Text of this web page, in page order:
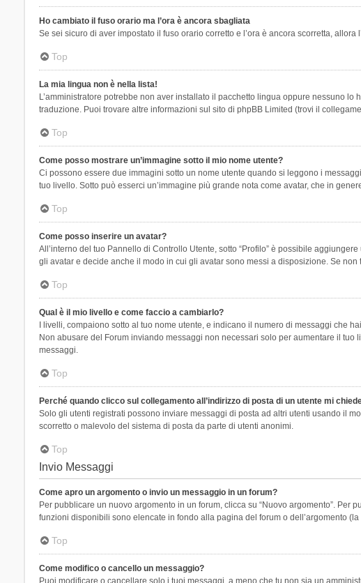
Ho cambiato il fuso orario ma l’ora è ancora sbagliata
Se sei sicuro di aver impostato il fuso orario corretto e l’ora è ancora scorretta,
Top
La mia lingua non è nella lista!
L’amministratore potrebbe non aver installato il pacchetto lingua oppure nessuno
traduzione. Puoi trovare altre informazioni sul sito di phpBB Limited (trovi il
Top
Come posso mostrare un’immagine sotto il mio nome utente?
Ci possono essere due immagini sotto un nome utente quando si leggono i
tuo livello. Sotto può esserci un’immagine più grande nota come avatar, che in
Top
Come posso inserire un avatar?
All’interno del tuo Pannello di Controllo Utente, sotto “Profilo” è possibile
gli avatar e decide anche il modo in cui gli avatar sono messi a disposizione. Se
Top
Qual è il mio livello e come faccio a cambiarlo?
I livelli, compaiono sotto al tuo nome utente, e indicano il numero di messaggi che
Non abusare del Forum inviando messaggi non necessari solo per aumentare il
messaggi.
Top
Perché quando clicco sul collegamento all’indirizzo di posta di un utente mi
Solo gli utenti registrati possono inviare messaggi di posta ad altri utenti usando il
scorretto o malevolo del sistema di posta da parte di utenti anonimi.
Top
Invio Messaggi
Come apro un argomento o invio un messaggio in un forum?
Per pubblicare un nuovo argomento in un forum, clicca su “Nuovo argomento”.
funzioni disponibili sono elencate in fondo alla pagina del forum o dell’argomento (la
Top
Come modifico o cancello un messaggio?
Puoi modificare o cancellare solo i tuoi messaggi, a meno che tu non sia un